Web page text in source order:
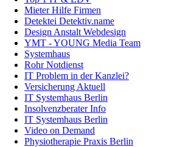
Mieter Hilfe Firmen
Detektei Detektiv.name
Design Anstalt Webdesign
YMT - YOUNG Media Team
Systemhaus
Rohr Notdienst
IT Problem in der Kanzlei?
Versicherung Aktuell
IT Systemhaus Berlin
Insolvenzberater Info
IT Systemhaus Berlin
Video on Demand
Physiotherapie Praxis Berlin